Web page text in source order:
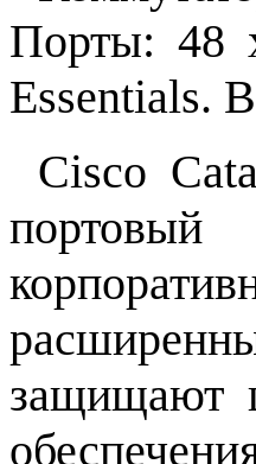
Порты: 48
Essentials.
Cisco
защищают